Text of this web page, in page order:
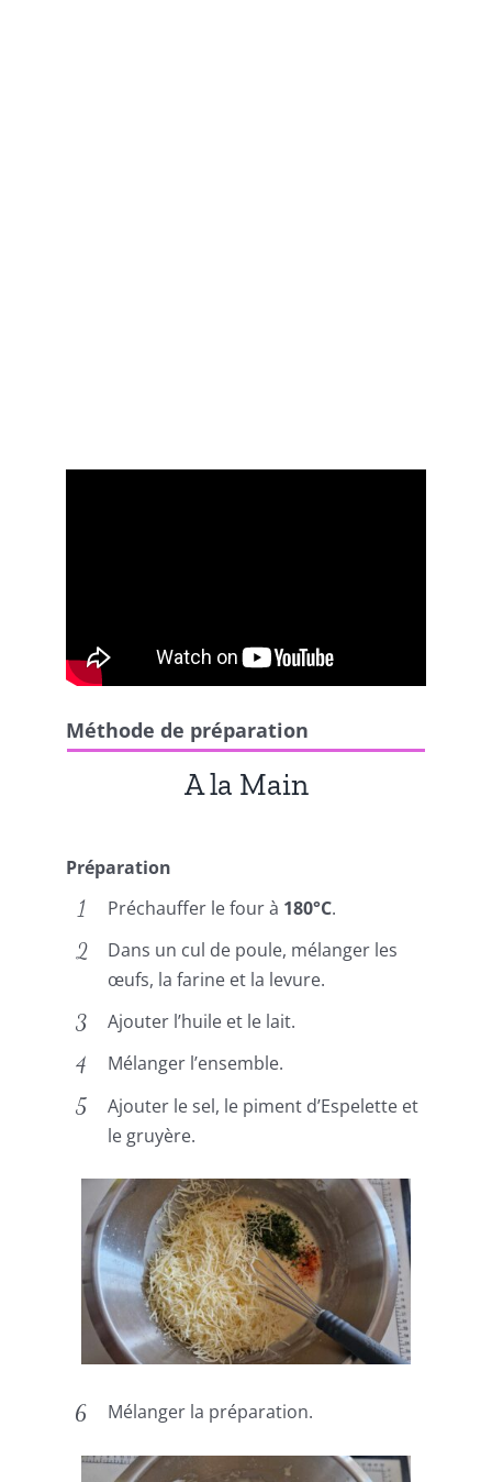
Méthode de préparation
A la Main
Préparation
Préchauffer le four à 180°C.
Dans un cul de poule, mélanger les
œufs, la farine et la levure.
Ajouter l’huile et le lait.
Mélanger l’ensemble.
Ajouter le sel, le piment d’Espelette et
le gruyère.
Mélanger la préparation.